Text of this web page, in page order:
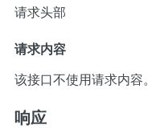
请求头部
请求内容
该接口不使用请求内容。
响应